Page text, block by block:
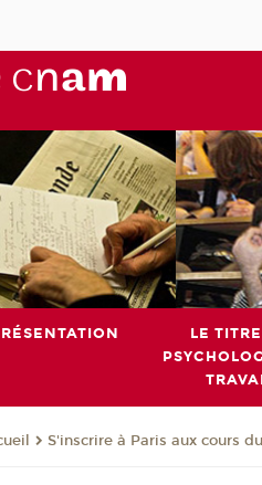
LE
S'inscrire à Paris aux cours